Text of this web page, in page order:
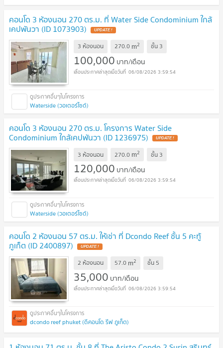
คอนโด 3 ห้องนอน 270 ตร.ม. ที่ Water Side Condominium ใกล้
เคปพันวา (ID 1073903) UPDATE !
3 ห้องนอน 270.0 m2 ชั้น 3
100,000 บาท/เดือน
06/08/2026 3:59:54
Waterside (วอเตอร์ไซด์)
คอนโด 3 ห้องนอน 270 ตร.ม. โครงการ Water Side
Condominium ใกล้เคปพันวา (ID 1236975) UPDATE !
3 ห้องนอน 270.0 m2 ชั้น 3
120,000 บาท/เดือน
06/08/2026 3:59:54
Waterside (วอเตอร์ไซด์)
คอนโด 2 ห้องนอน 57 ตร.ม. ให้เช่า ที่ Dcondo Reef ชั้น 5 คะทู้
ภูเก็ต (ID 2400897) UPDATE !
2 ห้องนอน 57.0 m2 ชั้น 5
35,000 บาท/เดือน
06/08/2026 3:59:54
dcondo reef phuket (ดีคอนโด รีฟ ภูเก็ต)